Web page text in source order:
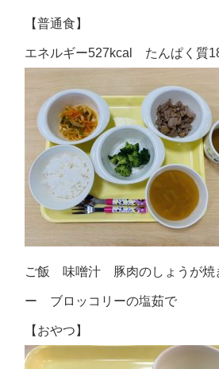
【普通食】
エネルギー527kcal たんぱく質
ご飯 味噌汁 豚肉のしょうが焼
ー ブロッコリーの塩茹で
【おやつ】